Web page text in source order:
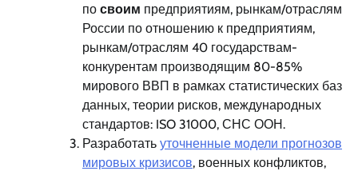
по своим предприятиям, рынкам/отраслям
России по отношению к предприятиям,
рынкам/отраслям 40 государствам-
конкурентам производящим 80-85%
мирового ВВП в рамках статистических баз
данных, теории рисков, международных
стандартов: ISO 31000, СНС ООН.
Разработать уточненные модели прогнозов
мировых кризисов, военных конфликтов,